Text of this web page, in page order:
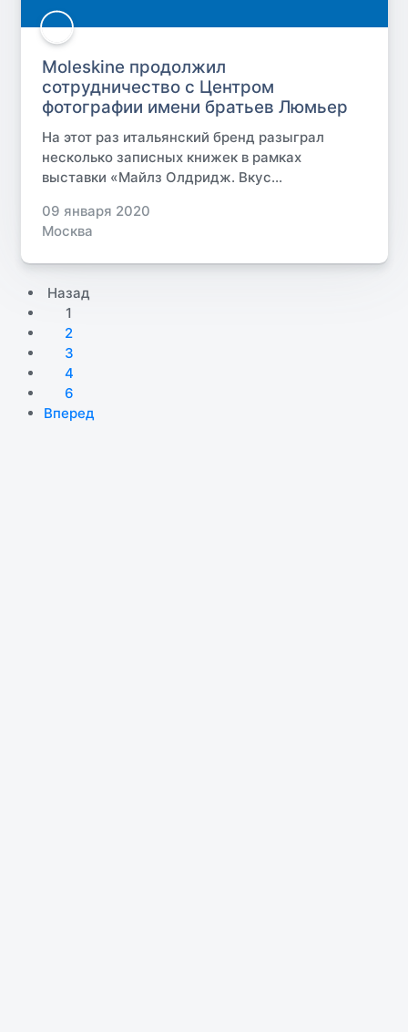
Moleskine продолжил
сотрудничество с Центром
фотографии имени братьев Люмьер
На этот раз итальянский бренд разыграл
несколько записных книжек в рамках
выставки «Майлз Олдридж. Вкус...
09 января 2020
Москва
Назад
1
2
3
4
6
Вперед